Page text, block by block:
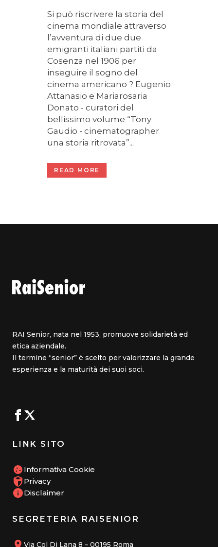
Si può riscrivere la storia del
cinema mondiale attraverso
l’avventura di due due
emigranti italiani partiti da
Cosenza nel 1906 per
inseguire il sogno del
cinema americano ? Eugenio
Attanasio e Mariarosaria
Donato - curatori del
bellissimo volume “Tony
Gaudio - cinematographer
una storia ritrovata”...
READ MORE
RAI Senior, nata nel 1953, promuove solidarietà ed
etica aziendale.
Il termine “senior” è scelto per valorizzare la grande
esperienza e la maturità dei suoi soci.
LINK SITO
Informativa Cookie
Privacy
Disclaimer
SEGRETERIA RAISENIOR
Via Col Di Lana 8 – 00195 Roma